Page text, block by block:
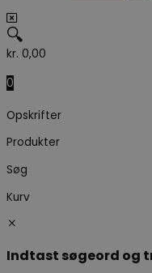
🔍
kr. 0,00
0
Opskrifter
Produkter
Søg
Kurv
Indtast søgeord og